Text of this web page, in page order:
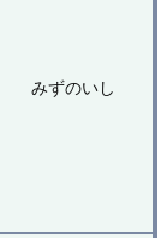
みずのいし